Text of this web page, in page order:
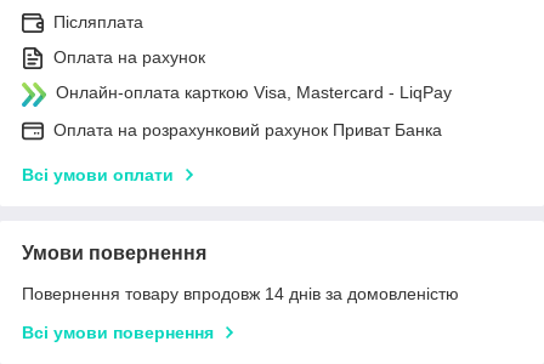
Післяплата
Оплата на рахунок
Онлайн-оплата карткою Visa, Mastercard - LiqPay
Оплата на розрахунковий рахунок Приват Банка
Всі умови оплати
Умови повернення
Повернення товару впродовж 14 днів за домовленістю
Всі умови повернення